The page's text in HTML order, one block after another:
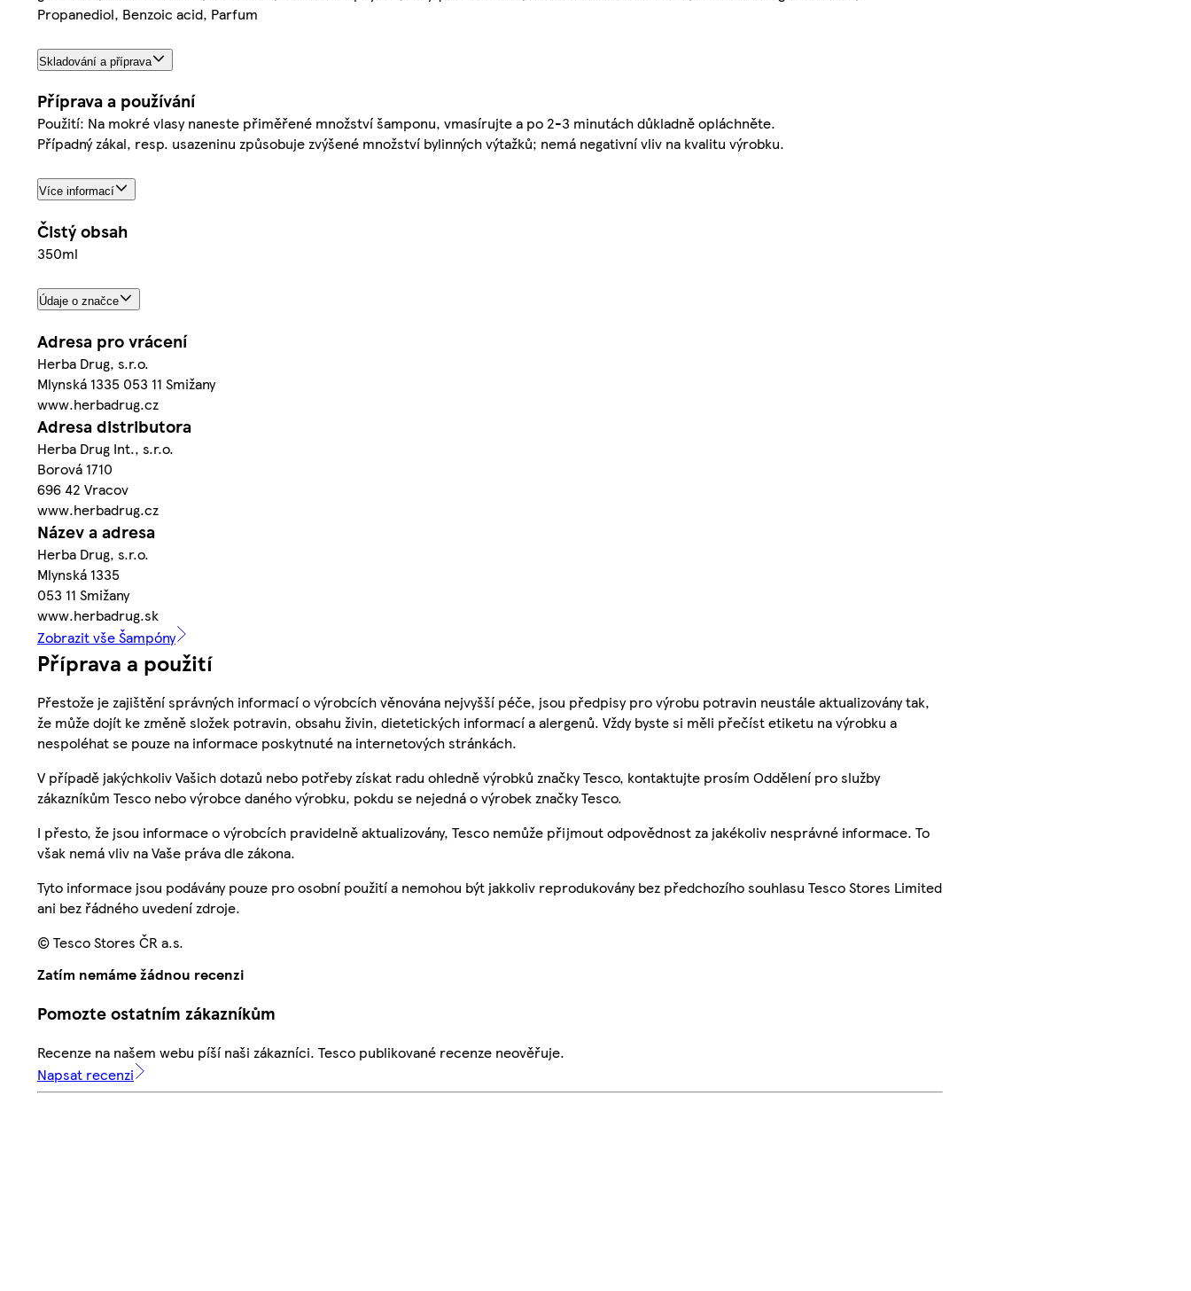
Propanediol, Benzoic acid, Parfum
Skladování a příprava
Příprava a používání
Použití: Na mokré vlasy naneste přiměřené množství šamponu, vmasírujte a po 2-3 minutách důkladně opláchněte.
Případný zákal, resp. usazeninu způsobuje zvýšené množství bylinných výtažků; nemá negativní vliv na kvalitu výrobku.
Více informací
Čistý obsah
350ml
Údaje o značce
Adresa pro vrácení
Herba Drug, s.r.o.
Mlynská 1335 053 11 Smižany
www.herbadrug.cz
Adresa distributora
Herba Drug Int., s.r.o.
Borová 1710
696 42 Vracov
www.herbadrug.cz
Název a adresa
Herba Drug, s.r.o.
Mlynská 1335
053 11 Smižany
www.herbadrug.sk
Zobrazit vše Šampóny
Příprava a použití
Přestože je zajištění správných informací o výrobcích věnována nejvyšší péče, jsou předpisy pro výrobu potravin neustále aktualizovány tak,
že může dojít ke změně složek potravin, obsahu živin, dietetických informací a alergenů. Vždy byste si měli přečíst etiketu na výrobku a
nespoléhat se pouze na informace poskytnuté na internetových stránkách.
V případě jakýchkoliv Vašich dotazů nebo potřeby získat radu ohledně výrobků značky Tesco, kontaktujte prosím Oddělení pro služby
zákazníkům Tesco nebo výrobce daného výrobku, pokdu se nejedná o výrobek značky Tesco.
I přesto, že jsou informace o výrobcích pravidelně aktualizovány, Tesco nemůže přijmout odpovědnost za jakékoliv nesprávné informace. To
však nemá vliv na Vaše práva dle zákona.
Tyto informace jsou podávány pouze pro osobní použití a nemohou být jakkoliv reprodukovány bez předchozího souhlasu Tesco Stores Limited
ani bez řádného uvedení zdroje.
© Tesco Stores ČR a.s.
Zatím nemáme žádnou recenzi
Pomozte ostatním zákazníkům
Recenze na našem webu píší naši zákazníci. Tesco publikované recenze neověřuje.
Napsat recenzi